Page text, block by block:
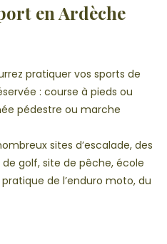
en Ardèche
pratiquer vos sports de
: course à pieds ou
pédestre ou marche
sites d’escalade, des
golf, site de pêche, école
de l’enduro moto, du